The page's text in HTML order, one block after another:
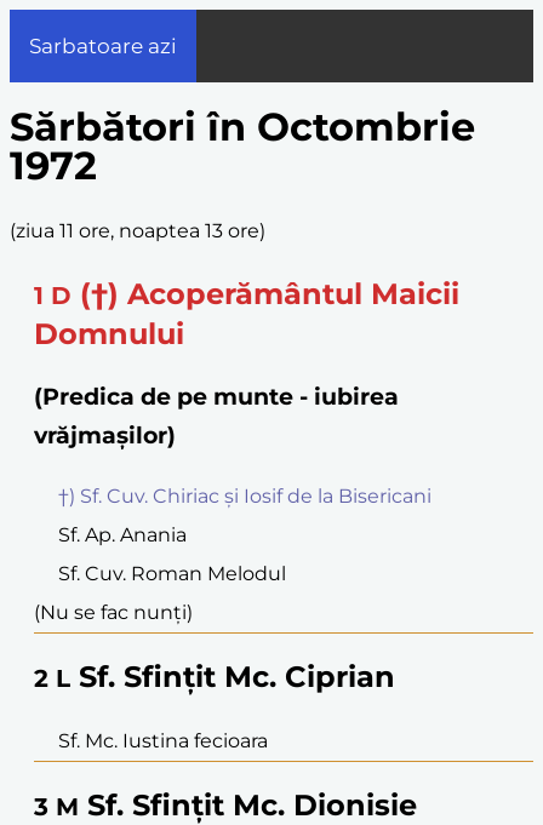
Sarbatoare azi
Sărbători în Octombrie
1972
(ziua 11 ore, noaptea 13 ore)
1 D (†) Acoperământul Maicii
Domnului
(Predica de pe munte - iubirea
vrăjmașilor)
†) Sf. Cuv. Chiriac și Iosif de la Bisericani
Sf. Ap. Anania
Sf. Cuv. Roman Melodul
(Nu se fac nunți)
2 L Sf. Sfințit Mc. Ciprian
Sf. Mc. Iustina fecioara
3 M Sf. Sfințit Mc. Dionisie